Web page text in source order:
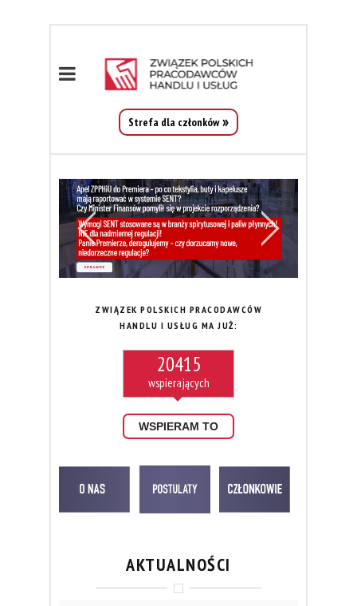
Strefa dla członków
ZWIĄZEK POLSKICH PRACODAWCÓW
HANDLU I USŁUG MA JUŻ:
WSPIERAM TO
20415
AKTUALNOŚCI